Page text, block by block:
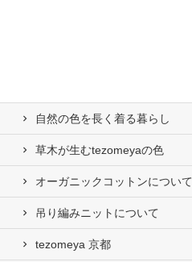
自然の⾊を⻑く着る暮らし
草木が生むtezomeyaの⾊
オーガニックコットンについて
吊り編みニットについて
tezomeya 京都